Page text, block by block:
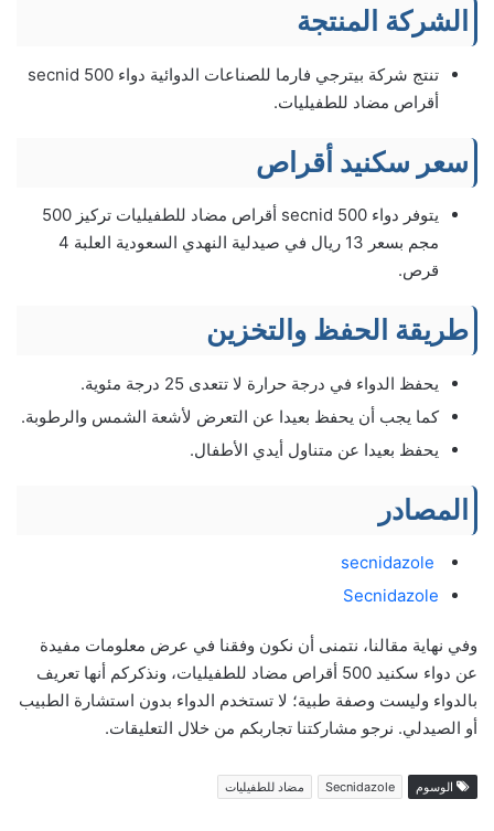
الشركة المنتجة
تنتج شركة بيترجي فارما للصناعات الدوائية دواء secnid 500
أقراص مضاد للطفيليات.
سعر سكنيد أقراص
يتوفر دواء secnid 500 أقراص مضاد للطفيليات تركيز 500
مجم بسعر 13 ريال في صيدلية النهدي السعودية العلبة 4
قرص.
طريقة الحفظ والتخزين
يحفظ الدواء في درجة حرارة لا تتعدى 25 درجة مئوية.
كما يجب أن يحفظ بعيدا عن التعرض لأشعة الشمس والرطوبة.
يحفظ بعيدا عن متناول أيدي الأطفال.
المصادر
Secnidazole
وفي نهاية مقالنا، نتمنى أن نكون وفقنا في عرض معلومات مفيدة
عن دواء سكنيد 500 أقراص مضاد للطفيليات، ونذكركم أنها تعريف
بالدواء وليست وصفة طبية؛ لا تستخدم الدواء بدون استشارة الطبيب
أو الصيدلي. نرجو مشاركتنا تجاربكم من خلال التعليقات.
الوسوم Secnidazole مضاد للطفيليات